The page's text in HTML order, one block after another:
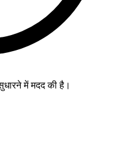
में मदद की है।